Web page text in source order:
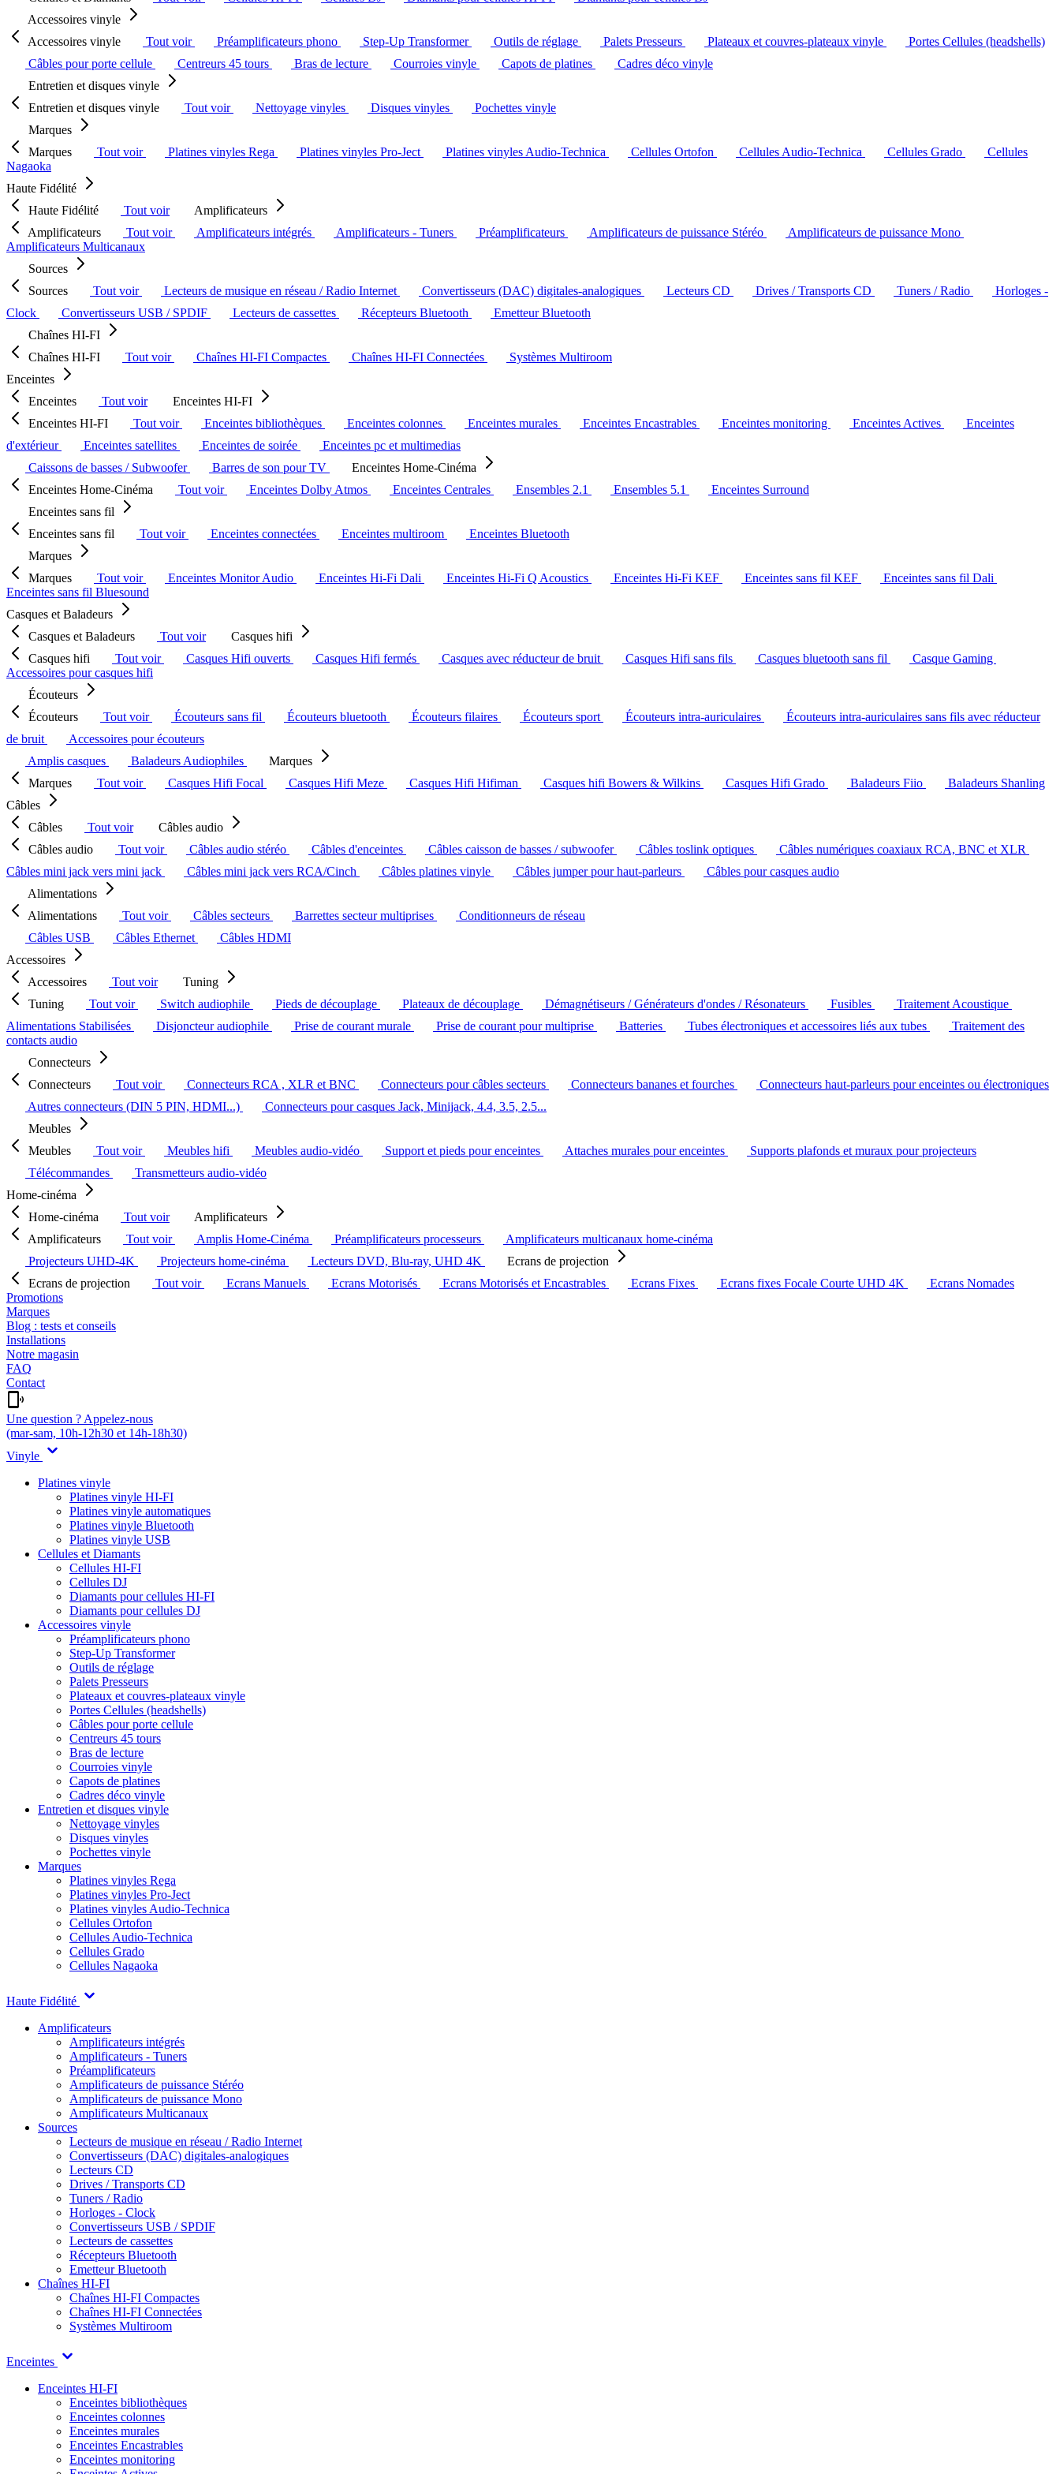
Accessoires vinyle
Accessoires vinyle
Tout voir Préamplificateurs phono Step-Up Transformer Outils de réglage Palets Presseurs Plateaux et couvres-plateaux vinyle
Portes Cellules (headshells)
Câbles pour porte cellule
Centreurs 45 tours Bras de lecture Courroies vinyle Capots de platines
Cadres déco vinyle
Entretien et disques vinyle
Entretien et disques vinyle
Tout voir Nettoyage vinyles Disques vinyles
Pochettes vinyle
Marques
Marques
Tout voir Platines vinyles Rega Platines vinyles Pro-Ject Platines vinyles Audio-Technica Cellules Ortofon Cellules Audio-Technica Cellules Grado
Cellules
Nagaoka
Haute Fidélité
Haute Fidélité
Tout voir
Amplificateurs
Amplificateurs
Tout voir Amplificateurs intégrés Amplificateurs - Tuners Préamplificateurs Amplificateurs de puissance Stéréo
Amplificateurs de puissance Mono
Amplificateurs Multicanaux
Sources
Sources
Tout voir Lecteurs de musique en réseau / Radio Internet Convertisseurs (DAC) digitales-analogiques Lecteurs CD Drives / Transports CD Tuners / Radio
Horloges -
Clock
Convertisseurs USB / SPDIF Lecteurs de cassettes Récepteurs Bluetooth
Emetteur Bluetooth
Chaînes HI-FI
Chaînes HI-FI
Tout voir Chaînes HI-FI Compactes Chaînes HI-FI Connectées
Systèmes Multiroom
Enceintes
Enceintes
Tout voir
Enceintes HI-FI
Enceintes HI-FI
Tout voir Enceintes bibliothèques Enceintes colonnes Enceintes murales Enceintes Encastrables Enceintes monitoring Enceintes Actives
Enceintes
d'extérieur
Enceintes satellites Enceintes de soirée
Enceintes pc et multimedias
Caissons de basses / Subwoofer
Barres de son pour TV
Enceintes Home-Cinéma
Enceintes Home-Cinéma
Tout voir Enceintes Dolby Atmos Enceintes Centrales Ensembles 2.1 Ensembles 5.1
Enceintes Surround
Enceintes sans fil
Enceintes sans fil
Tout voir Enceintes connectées Enceintes multiroom
Enceintes Bluetooth
Marques
Marques
Tout voir Enceintes Monitor Audio Enceintes Hi-Fi Dali Enceintes Hi-Fi Q Acoustics Enceintes Hi-Fi KEF Enceintes sans fil KEF
Enceintes sans fil Dali
Enceintes sans fil Bluesound
Casques et Baladeurs
Casques et Baladeurs
Tout voir
Casques hifi
Casques hifi
Tout voir Casques Hifi ouverts Casques Hifi fermés Casques avec réducteur de bruit Casques Hifi sans fils Casques bluetooth sans fil
Casque Gaming
Accessoires pour casques hifi
Écouteurs
Écouteurs
Tout voir Écouteurs sans fil Écouteurs bluetooth Écouteurs filaires Écouteurs sport Écouteurs intra-auriculaires
Écouteurs intra-auriculaires sans fils avec réducteur
de bruit
Accessoires pour écouteurs
Amplis casques
Baladeurs Audiophiles
Marques
Marques
Tout voir Casques Hifi Focal Casques Hifi Meze Casques Hifi Hifiman Casques hifi Bowers & Wilkins Casques Hifi Grado Baladeurs Fiio
Baladeurs Shanling
Câbles
Câbles
Tout voir
Câbles audio
Câbles audio
Tout voir Câbles audio stéréo Câbles d'enceintes Câbles caisson de basses / subwoofer Câbles toslink optiques
Câbles numériques coaxiaux RCA, BNC et XLR
Câbles mini jack vers mini jack
Câbles mini jack vers RCA/Cinch Câbles platines vinyle Câbles jumper pour haut-parleurs
Câbles pour casques audio
Alimentations
Alimentations
Tout voir Câbles secteurs Barrettes secteur multiprises
Conditionneurs de réseau
Câbles USB
Câbles Ethernet
Câbles HDMI
Accessoires
Accessoires
Tout voir
Tuning
Tuning
Tout voir Switch audiophile Pieds de découplage Plateaux de découplage Démagnétiseurs / Générateurs d'ondes / Résonateurs Fusibles
Traitement Acoustique
Alimentations Stabilisées
Disjoncteur audiophile Prise de courant murale Prise de courant pour multiprise Batteries Tubes électroniques et accessoires liés aux tubes
Traitement des
contacts audio
Connecteurs
Connecteurs
Tout voir Connecteurs RCA , XLR et BNC Connecteurs pour câbles secteurs Connecteurs bananes et fourches
Connecteurs haut-parleurs pour enceintes ou électroniques
Autres connecteurs (DIN 5 PIN, HDMI...)
Connecteurs pour casques Jack, Minijack, 4.4, 3.5, 2.5...
Meubles
Meubles
Tout voir Meubles hifi Meubles audio-vidéo Support et pieds pour enceintes Attaches murales pour enceintes
Supports plafonds et muraux pour projecteurs
Télécommandes
Transmetteurs audio-vidéo
Home-cinéma
Home-cinéma
Tout voir
Amplificateurs
Amplificateurs
Tout voir Amplis Home-Cinéma Préamplificateurs processeurs
Amplificateurs multicanaux home-cinéma
Projecteurs UHD-4K
Projecteurs home-cinéma Lecteurs DVD, Blu-ray, UHD 4K
Ecrans de projection
Ecrans de projection
Tout voir Ecrans Manuels Ecrans Motorisés Ecrans Motorisés et Encastrables Ecrans Fixes Ecrans fixes Focale Courte UHD 4K
Ecrans Nomades
Promotions
Marques
Blog : tests et conseils
Installations
Notre magasin
FAQ
Contact
Une question ? Appelez-nous
(mar-sam, 10h-12h30 et 14h-18h30)
Vinyle
Platines vinyle
Platines vinyle HI-FI
Platines vinyle automatiques
Platines vinyle Bluetooth
Platines vinyle USB
Cellules et Diamants
Cellules HI-FI
Cellules DJ
Diamants pour cellules HI-FI
Diamants pour cellules DJ
Accessoires vinyle
Préamplificateurs phono
Step-Up Transformer
Outils de réglage
Palets Presseurs
Plateaux et couvres-plateaux vinyle
Portes Cellules (headshells)
Câbles pour porte cellule
Centreurs 45 tours
Bras de lecture
Courroies vinyle
Capots de platines
Cadres déco vinyle
Entretien et disques vinyle
Nettoyage vinyles
Disques vinyles
Pochettes vinyle
Marques
Platines vinyles Rega
Platines vinyles Pro-Ject
Platines vinyles Audio-Technica
Cellules Ortofon
Cellules Audio-Technica
Cellules Grado
Cellules Nagaoka
Haute Fidélité
Amplificateurs
Amplificateurs intégrés
Amplificateurs - Tuners
Préamplificateurs
Amplificateurs de puissance Stéréo
Amplificateurs de puissance Mono
Amplificateurs Multicanaux
Sources
Lecteurs de musique en réseau / Radio Internet
Convertisseurs (DAC) digitales-analogiques
Lecteurs CD
Drives / Transports CD
Tuners / Radio
Horloges - Clock
Convertisseurs USB / SPDIF
Lecteurs de cassettes
Récepteurs Bluetooth
Emetteur Bluetooth
Chaînes HI-FI
Chaînes HI-FI Compactes
Chaînes HI-FI Connectées
Systèmes Multiroom
Enceintes
Enceintes HI-FI
Enceintes bibliothèques
Enceintes colonnes
Enceintes murales
Enceintes Encastrables
Enceintes monitoring